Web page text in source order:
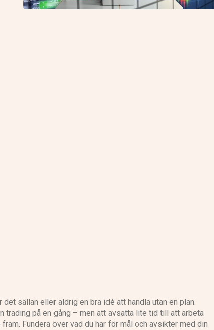
sällan eller aldrig en bra idé att handla utan en plan.
trading på en gång – men att avsätta lite tid till att arbeta
Fundera över vad du har för mål och avsikter med din